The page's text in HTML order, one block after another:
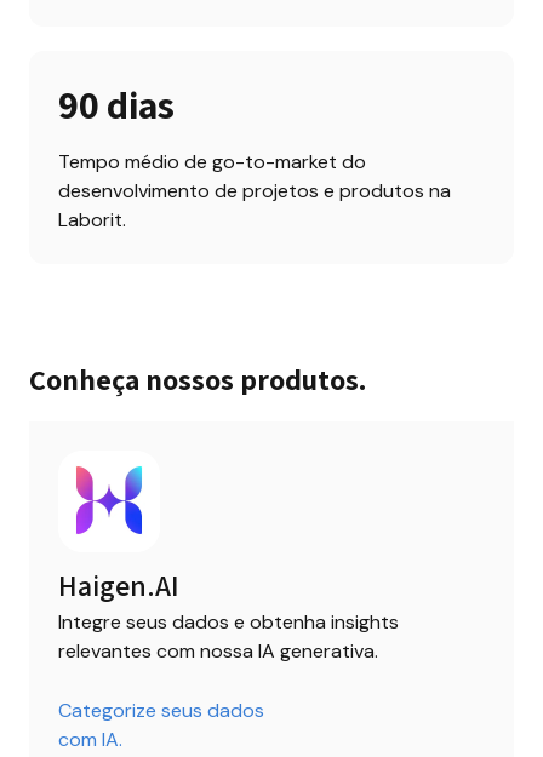
90 dias
Tempo médio de go-to-market do
desenvolvimento de projetos e produtos na
Laborit.
Conheça nossos produtos.
Haigen.AI
Integre seus dados e obtenha insights
relevantes com nossa IA generativa.
Categorize seus dados
com IA.